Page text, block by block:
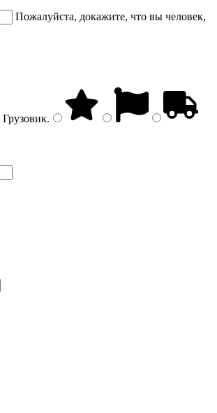
Пожалуйста, докажите, что вы человек,
Грузовик.